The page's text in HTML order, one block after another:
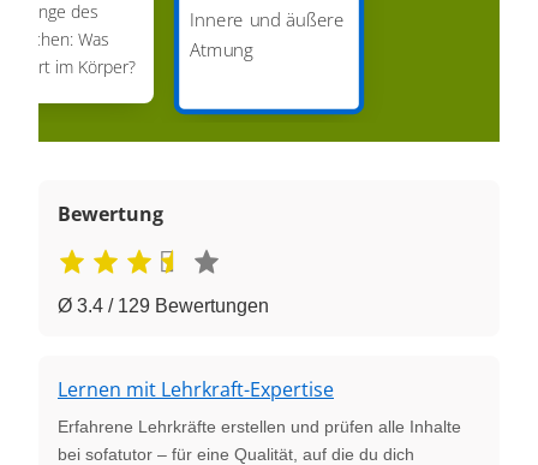
Lunge des
Was
im Körper?
Innere und äußere
Atmung
Bewertung
Ø 3.4 / 129 Bewertungen
Lernen mit Lehrkraft-Expertise
Erfahrene Lehrkräfte erstellen und prüfen alle Inhalte
bei sofatutor – für eine Qualität, auf die du dich